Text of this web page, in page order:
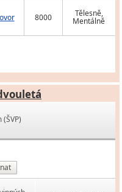
8000 Tělesně,
Mentálně